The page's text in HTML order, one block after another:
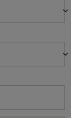
keyboard_arrow_down
keyboard_arrow_down